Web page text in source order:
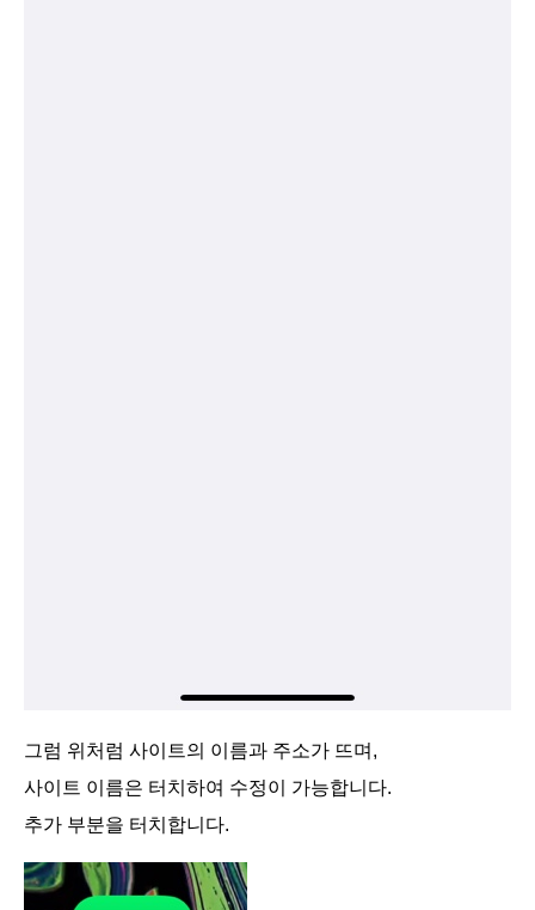
그럼 위처럼 사이트의 이름과 주소가 뜨며,
사이트 이름은 터치하여 수정이 가능합니다.
추가 부분을 터치합니다.